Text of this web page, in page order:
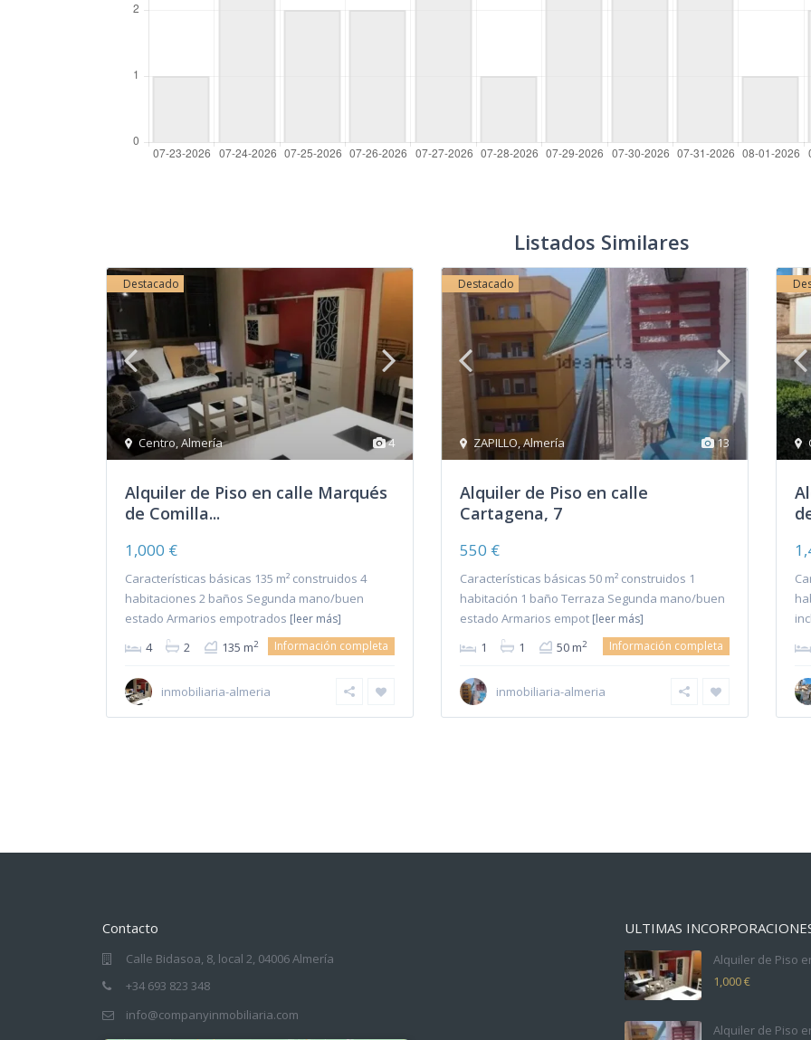
Listados Similares
4
Centro Almería
Destacado
Alquiler de Piso en calle Marqués
de Comilla...
1,000 €
Características básicas 135 m² construidos 4
habitaciones 2 baños Segunda mano/buen
estado Armarios empotrados [leer más]
4 2 135 m2 Información completa
inmobiliaria-almeria
13
ZAPILLO,Almería
Destacado
Alquiler de Piso en calle
Cartagena, 7
550 €
Características básicas 50 m² construidos 1
habitación 1 baño Terraza Segunda mano/buen
estado Armarios empot [leer más]
1 1 50 m2 Información completa
inmobiliaria-almeria
Contacto
Calle Bidasoa, 8, local 2, 04006 Almería
+34 693 823 348
info@companyinmobiliaria.com
ULTIMAS
Alquiler de Piso
1,000 €
Alquiler de Piso